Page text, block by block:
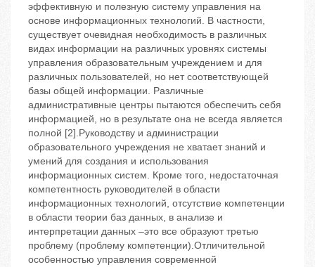
эффективную и полезную систему управления на
основе информационных технологий. В частности,
существует очевидная необходимость в различных
видах информации на различных уровнях системы
управления образовательным учреждением и для
различных пользователей, но нет соответствующей
базы общей информации. Различные
административные центры пытаются обеспечить себя
информацией, но в результате она не всегда является
полной [2].Руководству и администрации
образовательного учреждения не хватает знаний и
умений для создания и использования
информационных систем. Кроме того, недостаточная
компетентность руководителей в области
информационных технологий, отсутствие компетенции
в области теории баз данных, в анализе и
интерпретации данных –это все образуют третью
проблему (проблему компетенции).Отличительной
особенностью управления современной